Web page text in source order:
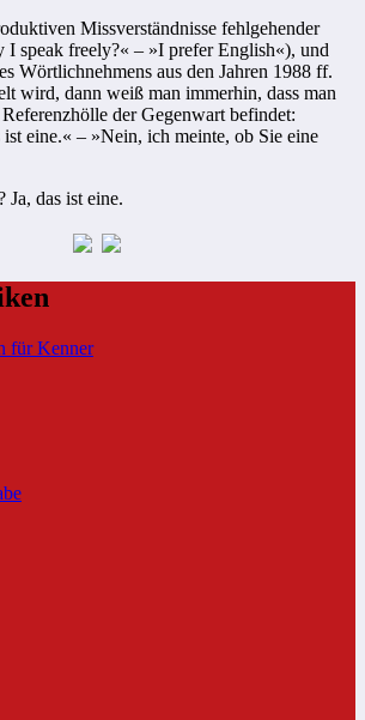
Missverständnisse fehlgehender
speak freely?« – »I prefer English«), und
Wörtlichnehmens aus den Jahren 1988 ff.
wird, dann weiß man immerhin, dass man
der Gegenwart befindet:
ist eine.« – »Nein, ich meinte, ob Sie eine
Ja, das ist eine.
für Kenner